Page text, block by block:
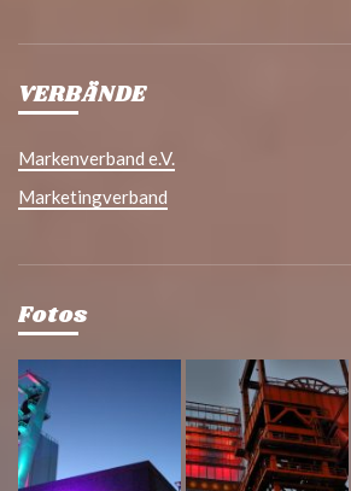
VERBÄNDE
Markenverband e.V.
Marketingverband
Fotos